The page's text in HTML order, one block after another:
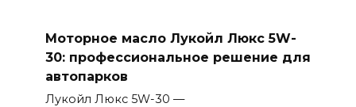
Моторное масло Лукойл Люкс 5W-
30: профессиональное решение для
автопарков
Лукойл Люкс 5W-30 —